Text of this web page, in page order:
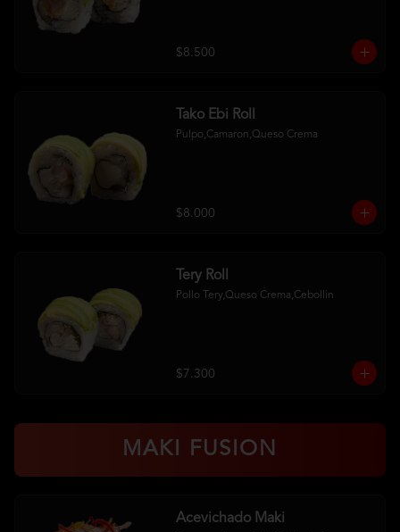
$8.500
Tako Ebi Roll
Pulpo,Camaron,Queso Crema
$8.000
Tery Roll
Pollo Tery,Queso Crema,Cebollin
$7.300
MAKI FUSION
Acevichado Maki